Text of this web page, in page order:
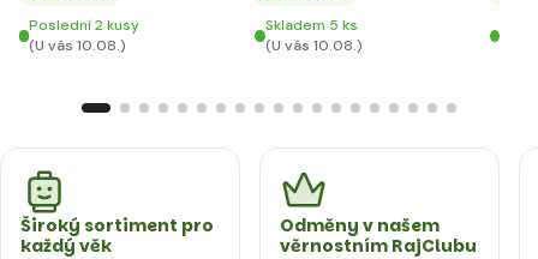
Poslední 2 kusy
(U vás 10.08.)
Skladem 5 ks
(U vás 10.08.)
Široký sortiment pro
každý věk
Odměny v našem
věrnostním RajClubu